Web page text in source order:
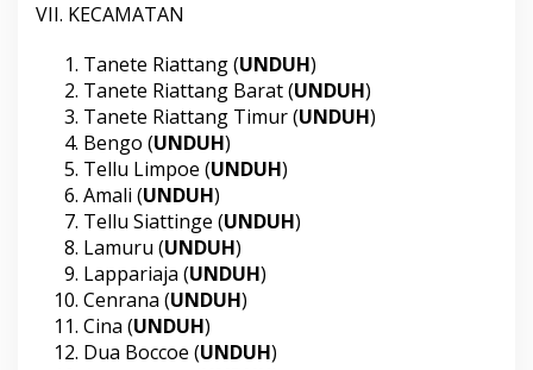
VII. KECAMATAN
Tanete Riattang (UNDUH)
Tanete Riattang Barat (UNDUH)
Tanete Riattang Timur (UNDUH)
Bengo (UNDUH)
Tellu Limpoe (UNDUH)
Amali (UNDUH)
Tellu Siattinge (UNDUH)
Lamuru (UNDUH)
Lappariaja (UNDUH)
Cenrana (UNDUH)
Cina (UNDUH)
Dua Boccoe (UNDUH)